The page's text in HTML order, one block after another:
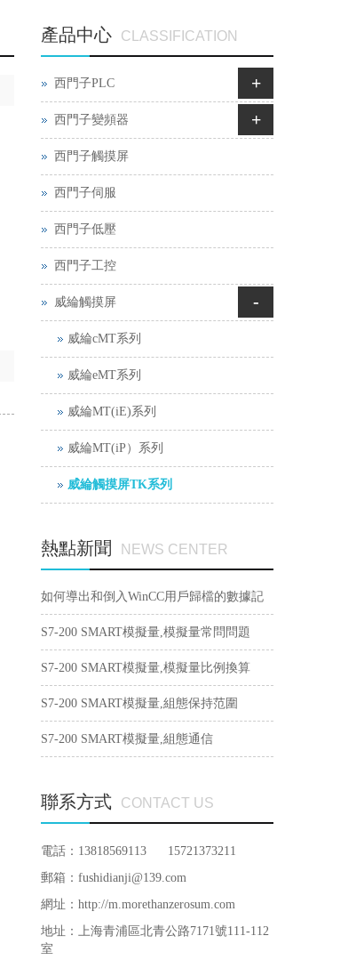
產品中心 CLASSIFICATION
西門子PLC +
西門子變頻器 +
西門子觸摸屏
西門子伺服
西門子低壓
西門子工控
威綸觸摸屏 -
威綸cMT系列
威綸eMT系列
威綸MT(iE)系列
威綸MT(iP）系列
威綸觸摸屏TK系列
熱點新聞 NEWS CENTER
如何導出和倒入WinCC用戶歸檔的數據記
錄？
S7-200 SMART模擬量,模擬量常問問題
S7-200 SMART模擬量,模擬量比例換算
S7-200 SMART模擬量,組態保持范圍
S7-200 SMART模擬量,組態通信
聯系方式 CONTACT US
電話：13818569113 15721373211
郵箱：fushidianji@139.com
網址：http://m.morethanzerosum.com
地址： 上海青浦區北青公路7171號111-112
室